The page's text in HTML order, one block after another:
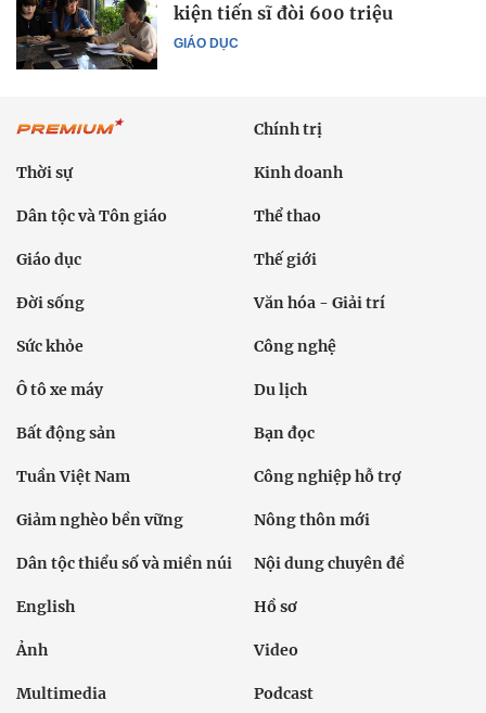
GIÁO DỤC
kiện tiến sĩ đòi 600 triệu
Chính trị
Thời sự Kinh doanh
Dân tộc và Tôn giáo Thể thao
Giáo dục Thế giới
Đời sống Văn hóa - Giải trí
Sức khỏe Công nghệ
Ô tô xe máy Du lịch
Bất động sản Bạn đọc
Tuần Việt Nam Công nghiệp hỗ trợ
Giảm nghèo bền vững Nông thôn mới
Dân tộc thiểu số và miền núi Nội dung chuyên đề
English Hồ sơ
Ảnh Video
Multimedia Podcast